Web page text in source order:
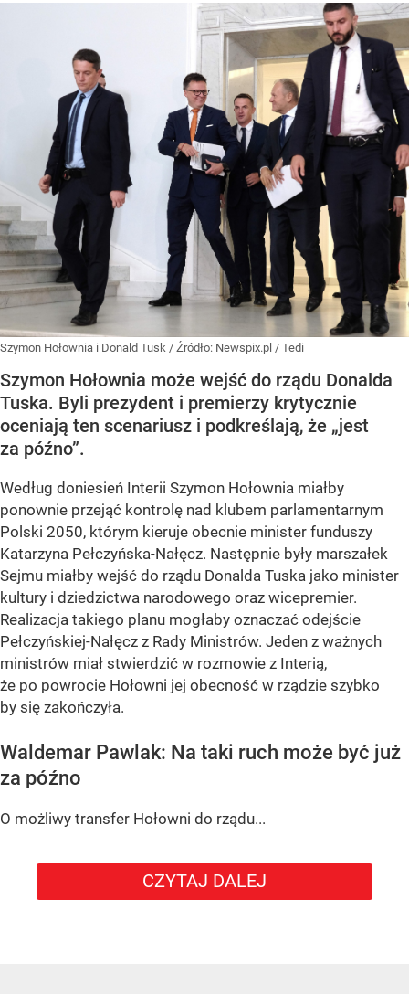
Szymon Hołownia i Donald Tusk / Źródło: Newspix.pl / Tedi
Szymon Hołownia może wejść do rządu Donalda
Tuska. Byli prezydent i premierzy krytycznie
oceniają ten scenariusz i podkreślają, że „jest
za późno”.
Według doniesień Interii Szymon Hołownia miałby
ponownie przejąć kontrolę nad klubem parlamentarnym
Polski 2050, którym kieruje obecnie minister funduszy
Katarzyna Pełczyńska-Nałęcz. Następnie były marszałek
Sejmu miałby wejść do rządu Donalda Tuska jako minister
kultury i dziedzictwa narodowego oraz wicepremier.
Realizacja takiego planu mogłaby oznaczać odejście
Pełczyńskiej-Nałęcz z Rady Ministrów. Jeden z ważnych
ministrów miał stwierdzić w rozmowie z Interią,
że po powrocie Hołowni jej obecność w rządzie szybko
by się zakończyła.
Waldemar Pawlak: Na taki ruch może być już
za późno
O możliwy transfer Hołowni do rządu...
CZYTAJ DALEJ